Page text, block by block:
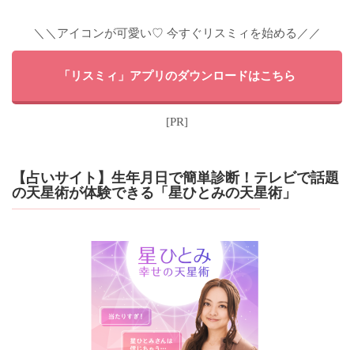
＼＼アイコンが可愛い♡ 今すぐリスミィを始める／／
「リスミィ」アプリのダウンロードはこちら
[PR]
【占いサイト】生年月日で簡単診断！テレビで話題
の天星術が体験できる「星ひとみの天星術」